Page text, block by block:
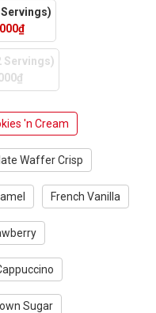
Servings)
'n Cream
Waffer Crisp
French Vanilla
Sugar